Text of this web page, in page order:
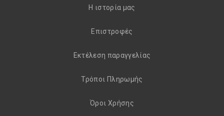
H ιστορία μας
Eπιστροφές
Εκτέλεση παραγγελίας
Τρόποι Πληρωμής
Όροι Χρήσης